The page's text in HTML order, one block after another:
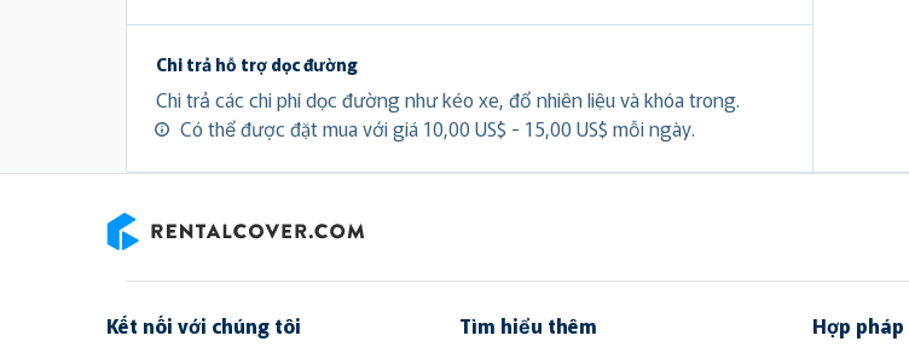
Chi trả hỗ trợ dọc đường
Chi trả các chi phí dọc đường như kéo xe, đổ nhiên liệu và khóa trong.
Có thể được đặt mua với giá 10,00 US$ - 15,00 US$ mỗi ngày.
Kết nối với chúng tôi
Tìm hiểu thêm
Hợp pháp